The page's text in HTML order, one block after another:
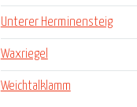
Unterer Herminensteig
Waxriegel
Weichtalklamm